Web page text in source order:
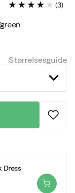
(3)
Størrelsesguide
Dress